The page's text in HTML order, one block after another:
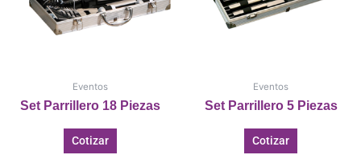
Eventos
Set Parrillero 18 Piezas
Cotizar
Eventos
Set Parrillero 5 Piezas
Cotizar